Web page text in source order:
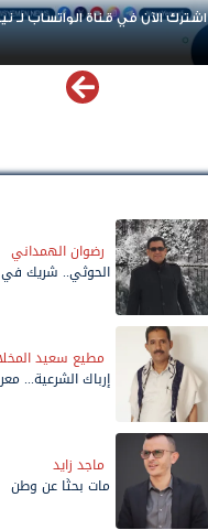
اشترك الآن في قناة الواتساب لـ
رضوان الهمداني
الحوثي.. شريك في
مطيع سعيد
إرباك الشرعية...
ماجد زايد
مات بحثًا عن وطن